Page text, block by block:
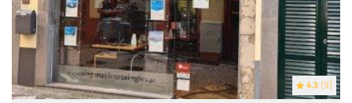
4.3 (9)